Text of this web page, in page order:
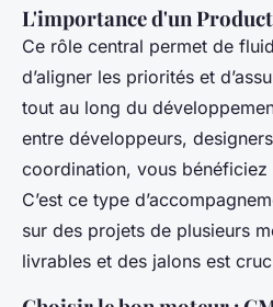
L'importance d'un
Ce rôle central permet de
d’aligner les priorités et
tout au long du
entre développeurs,
coordination, vous bénéficiez
C’est ce type
sur des projets de plusieurs
livrables et des jalons est